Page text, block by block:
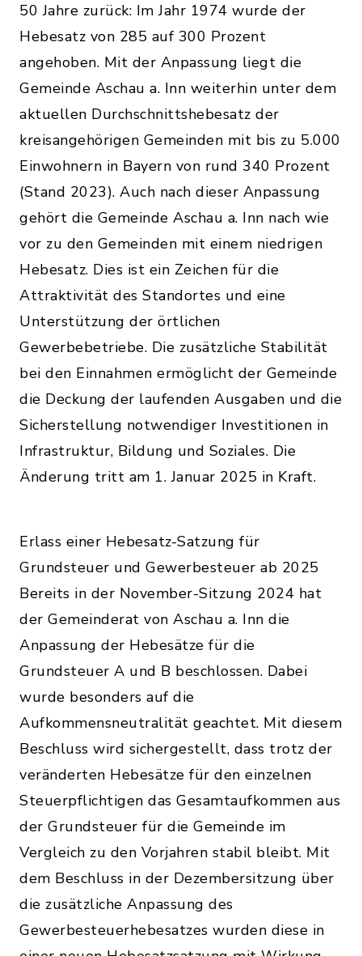
50 Jahre zurück: Im Jahr 1974 wurde der
Hebesatz von 285 auf 300 Prozent
angehoben. Mit der Anpassung liegt die
Gemeinde Aschau a. Inn weiterhin unter dem
aktuellen Durchschnittshebesatz der
kreisangehörigen Gemeinden mit bis zu 5.000
Einwohnern in Bayern von rund 340 Prozent
(Stand 2023). Auch nach dieser Anpassung
gehört die Gemeinde Aschau a. Inn nach wie
vor zu den Gemeinden mit einem niedrigen
Hebesatz. Dies ist ein Zeichen für die
Attraktivität des Standortes und eine
Unterstützung der örtlichen
Gewerbebetriebe. Die zusätzliche Stabilität
bei den Einnahmen ermöglicht der Gemeinde
die Deckung der laufenden Ausgaben und die
Sicherstellung notwendiger Investitionen in
Infrastruktur, Bildung und Soziales. Die
Änderung tritt am 1. Januar 2025 in Kraft.
Erlass einer Hebesatz-Satzung für
Grundsteuer und Gewerbesteuer ab 2025
Bereits in der November-Sitzung 2024 hat
der Gemeinderat von Aschau a. Inn die
Anpassung der Hebesätze für die
Grundsteuer A und B beschlossen. Dabei
wurde besonders auf die
Aufkommensneutralität geachtet. Mit diesem
Beschluss wird sichergestellt, dass trotz der
veränderten Hebesätze für den einzelnen
Steuerpflichtigen das Gesamtaufkommen aus
der Grundsteuer für die Gemeinde im
Vergleich zu den Vorjahren stabil bleibt. Mit
dem Beschluss in der Dezembersitzung über
die zusätzliche Anpassung des
Gewerbesteuerhebesatzes wurden diese in